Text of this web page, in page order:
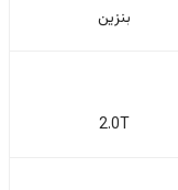
بنزين
2.0T